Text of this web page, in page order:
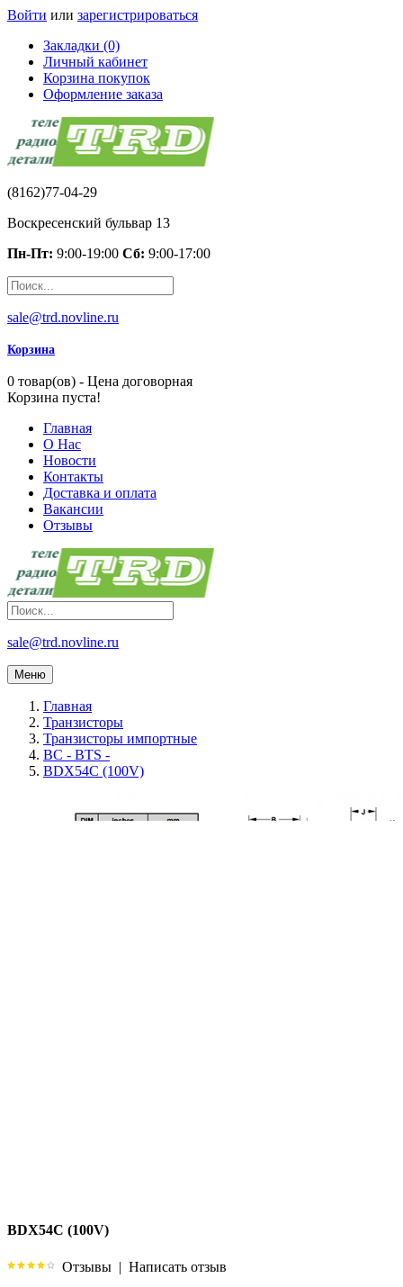
Войти или зарегистрироваться
Закладки (0)
Личный кабинет
Корзина покупок
Оформление заказа
(8162)77-04-29
Воскресенский бульвар 13
Пн-Пт: 9:00-19:00 Сб: 9:00-17:00
sale@trd.novline.ru
Корзина
0 товар(ов) - Цена договорная
Корзина пуста!
Главная
О Нас
Новости
Контакты
Доставка и оплата
Вакансии
Отзывы
sale@trd.novline.ru
Меню
Главная
Транзисторы
Транзисторы импортные
BC - BTS -
BDX54C (100V)
BDX54C (100V)
Отзывы | Написать отзыв